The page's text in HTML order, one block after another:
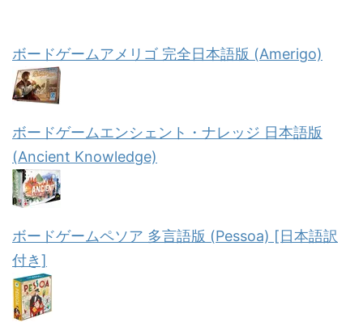
ボードゲームアメリゴ 完全日本語版 (Amerigo)
ボードゲームエンシェント・ナレッジ 日本語版
(Ancient Knowledge)
ボードゲームペソア 多言語版 (Pessoa) [日本語訳
付き]